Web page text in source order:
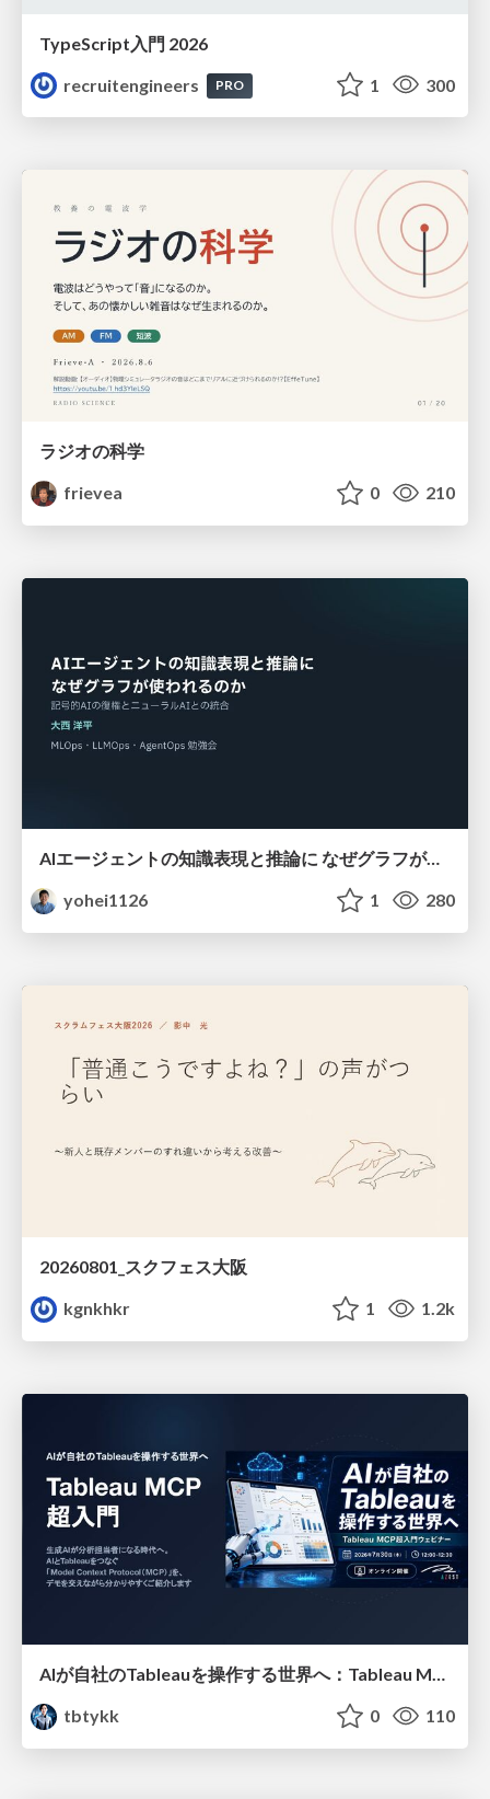
TypeScript入門 2026
recruitengineers
PRO 1 300
ラジオの科学
frievea
0 210
AIエージェントの知識表現と推論に なぜグラフが使われるのか - 記号的AIの復権とニューラルAIとの統合
yohei1126
1 280
20260801_スクフェス大阪
kgnkhkr
1 1.2k
AIが自社のTableauを操作する世界へ：Tableau MCP超入門
tbtykk
0 110